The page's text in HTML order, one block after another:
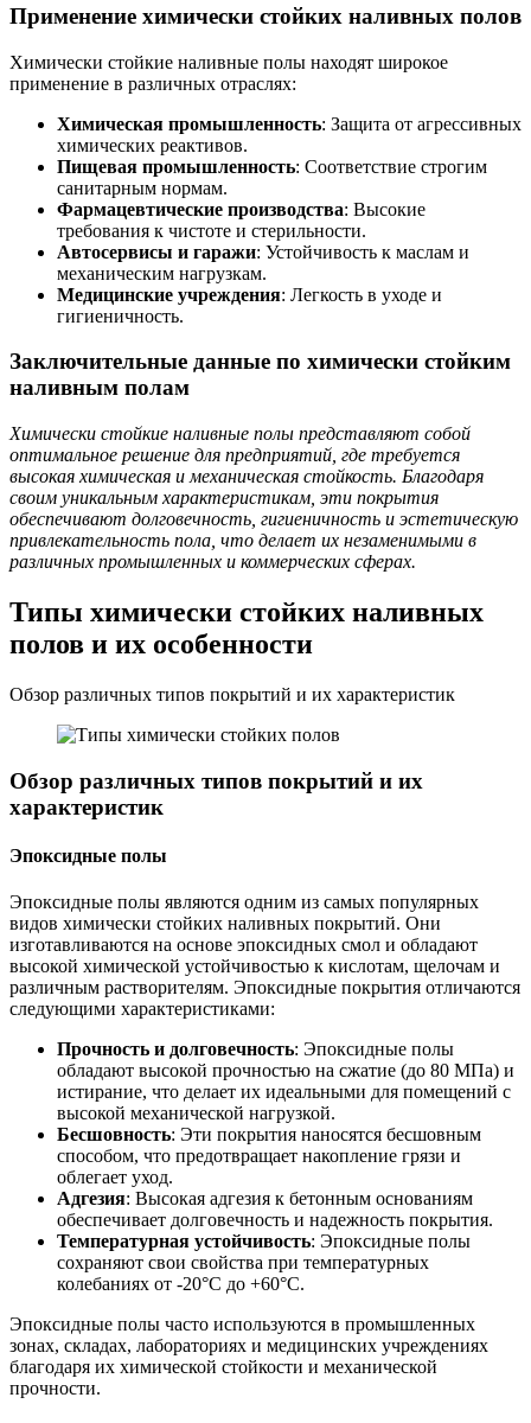
Применение химически стойких наливных полов
Химически стойкие наливные полы находят широкое
применение в различных отраслях:
Химическая промышленность: Защита от агрессивных
химических реактивов.
Пищевая промышленность: Соответствие строгим
санитарным нормам.
Фармацевтические производства: Высокие
требования к чистоте и стерильности.
Автосервисы и гаражи: Устойчивость к маслам и
механическим нагрузкам.
Медицинские учреждения: Легкость в уходе и
гигиеничность.
Заключительные данные по химически стойким
наливным полам
Химически стойкие наливные полы представляют собой
оптимальное решение для предприятий, где требуется
высокая химическая и механическая стойкость. Благодаря
своим уникальным характеристикам, эти покрытия
обеспечивают долговечность, гигиеничность и эстетическую
привлекательность пола, что делает их незаменимыми в
различных промышленных и коммерческих сферах.
Типы химически стойких наливных
полов и их особенности
Обзор различных типов покрытий и их характеристик
Обзор различных типов покрытий и их
характеристик
Эпоксидные полы
Эпоксидные полы являются одним из самых популярных
видов химически стойких наливных покрытий. Они
изготавливаются на основе эпоксидных смол и обладают
высокой химической устойчивостью к кислотам, щелочам и
различным растворителям. Эпоксидные покрытия отличаются
следующими характеристиками:
Прочность и долговечность: Эпоксидные полы
обладают высокой прочностью на сжатие (до 80 МПа) и
истирание, что делает их идеальными для помещений с
высокой механической нагрузкой.
Бесшовность: Эти покрытия наносятся бесшовным
способом, что предотвращает накопление грязи и
облегает уход.
Адгезия: Высокая адгезия к бетонным основаниям
обеспечивает долговечность и надежность покрытия.
Температурная устойчивость: Эпоксидные полы
сохраняют свои свойства при температурных
колебаниях от -20°C до +60°C.
Эпоксидные полы часто используются в промышленных
зонах, складах, лабораториях и медицинских учреждениях
благодаря их химической стойкости и механической
прочности.